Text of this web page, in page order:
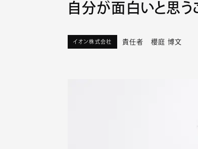
自分が面白いと思う
イオン株式会社 責任者 櫻庭 博文